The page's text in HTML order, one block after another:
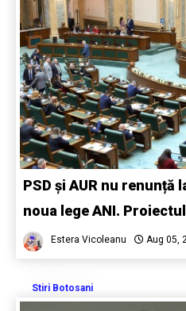
PSD și AUR nu renunță
noua lege ANI.
Estera Vicoleanu Aug 05,
Stiri Botosani